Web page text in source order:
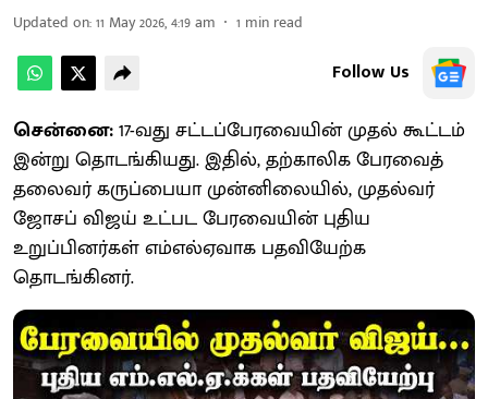
Updated on:11 May 2026, 4:19 am 1 min read
Follow Us
சென்னை:17-வது சட்​டப்​பேர​வை​யின் முதல் கூட்​டம்
இன்று தொடங்கியது. இதில், தற்​காலிக பேர​வைத்
தலைவர் கருப்பையா முன்​னிலை​யில், முதல்​வர்
ஜோசப் விஜய் உட்பட பேர​வை​யின் புதிய
உறுப்பினர்கள் எம்​எல்​ஏ​வாக பதவி​யேற்க
தொடங்கினர்.